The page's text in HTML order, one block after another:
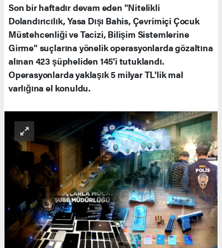
Son bir haftadır devam eden "Nitelikli
Dolandırıcılık, Yasa Dışı Bahis, Çevrimiçi Çocuk
Müstehcenliği ve Tacizi, Bilişim Sistemlerine
Girme" suçlarına yönelik operasyonlarda gözaltına
alınan 423 şüpheliden 145'i tutuklandı.
Operasyonlarda yaklaşık 5 milyar TL'lik mal
varlığına el konuldu.